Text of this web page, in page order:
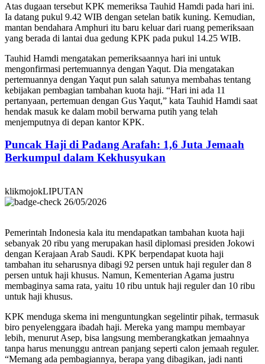
Atas dugaan tersebut KPK memeriksa Tauhid Hamdi pada hari ini.
Ia datang pukul 9.42 WIB dengan setelan batik kuning. Kemudian,
mantan bendahara Amphuri itu baru keluar dari ruang pemeriksaan
yang berada di lantai dua gedung KPK pada pukul 14.25 WIB.
Tauhid Hamdi mengatakan pemeriksaannya hari ini untuk
mengonfirmasi pertemuannya dengan Yaqut. Dia mengatakan
pertemuannya dengan Yaqut pun salah satunya membahas tentang
kebijakan pembagian tambahan kuota haji. “Hari ini ada 11
pertanyaan, pertemuan dengan Gus Yaqut,” kata Tauhid Hamdi saat
hendak masuk ke dalam mobil berwarna putih yang telah
menjemputnya di depan kantor KPK.
Puncak Haji di Padang Arafah: 1,6 Juta Jemaah
Berkumpul dalam Kekhusyukan
klikmojokLIPUTAN
26/05/2026
Pemerintah Indonesia kala itu mendapatkan tambahan kuota haji
sebanyak 20 ribu yang merupakan hasil diplomasi presiden Jokowi
dengan Kerajaan Arab Saudi. KPK berpendapat kuota haji
tambahan itu seharusnya dibagi 92 persen untuk haji reguler dan 8
persen untuk haji khusus. Namun, Kementerian Agama justru
membaginya sama rata, yaitu 10 ribu untuk haji reguler dan 10 ribu
untuk haji khusus.
KPK menduga skema ini menguntungkan segelintir pihak, termasuk
biro penyelenggara ibadah haji. Mereka yang mampu membayar
lebih, menurut Asep, bisa langsung memberangkatkan jemaahnya
tanpa harus menunggu antrean panjang seperti calon jemaah reguler.
“Memang ada pembagiannya, berapa yang dibagikan, jadi nanti